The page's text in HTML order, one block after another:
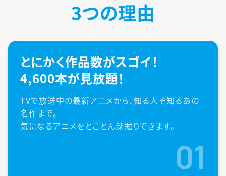
3つの理由
とにかく作品数がスゴイ！
4,600本が見放題！
TVで放送中の最新アニメから、知る人ぞ知るあの
名作まで。
気になるアニメをとことん深掘りできます。
01